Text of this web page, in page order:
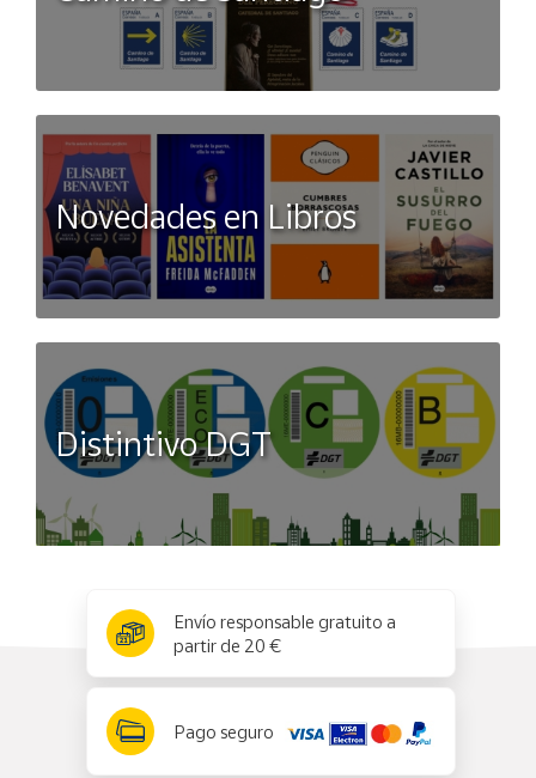
Novedades en Libros
Distintivo DGT
Envío responsable gratuito a
partir de 20 €
Pago seguro